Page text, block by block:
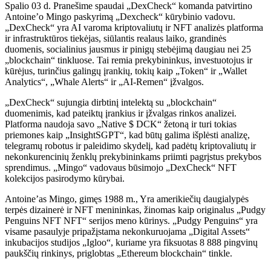
Spalio 03 d. Pranešime spaudai „DexCheck“ komanda patvirtino
Antoine’o Mingo paskyrimą „Dexcheck“ kūrybinio vadovu.
„DexCheck“ yra AI varoma kriptovaliutų ir NFT analizės platforma
ir infrastruktūros tiekėjas, siūlantis realaus laiko, grandinės
duomenis, socialinius jausmus ir pinigų stebėjimą daugiau nei 25
„blockchain“ tinkluose. Tai remia prekybininkus, investuotojus ir
kūrėjus, turinčius galingų įrankių, tokių kaip „Token“ ir „Wallet
Analytics“, „Whale Alerts“ ir „AI-Remen“ įžvalgos.
„DexCheck“ sujungia dirbtinį intelektą su „blockchain“
duomenimis, kad pateiktų įrankius ir įžvalgas rinkos analizei.
Platforma naudoja savo „Native $ DCK“ žetoną ir turi tokias
priemones kaip „InsightSGPT“, kad būtų galima išplėsti analizę,
telegramų robotus ir paleidimo skydelį, kad padėtų kriptovaliutų ir
nekonkurencinių ženklų prekybininkams priimti pagrįstus prekybos
sprendimus. „Mingo“ vadovaus būsimojo „DexCheck“ NFT
kolekcijos pasirodymo kūrybai.
Antoine’as Mingo, gimęs 1988 m., Yra amerikiečių daugialypės
terpės dizainerė ir NFT menininkas, žinomas kaip originalus „Pudgy
Penguins NFT NFT“ serijos meno kūrinys. „Pudgy Penguins“ yra
visame pasaulyje pripažįstama nekonkuruojama „Digital Assets“
inkubacijos studijos „Igloo“, kuriame yra fiksuotas 8 888 pingvinų
paukščių rinkinys, priglobtas „Ethereum blockchain“ tinkle.